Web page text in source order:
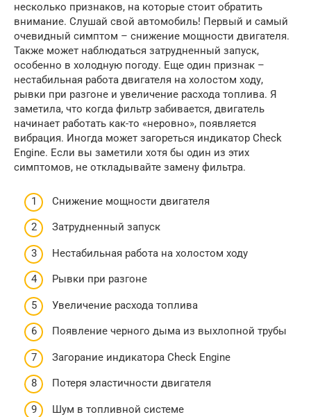
несколько признаков, на которые стоит обратить
внимание. Слушай свой автомобиль! Первый и самый
очевидный симптом – снижение мощности двигателя.
Также может наблюдаться затрудненный запуск,
особенно в холодную погоду. Еще один признак –
нестабильная работа двигателя на холостом ходу,
рывки при разгоне и увеличение расхода топлива. Я
заметила, что когда фильтр забивается, двигатель
начинает работать как-то «неровно», появляется
вибрация. Иногда может загореться индикатор Check
Engine. Если вы заметили хотя бы один из этих
симптомов, не откладывайте замену фильтра.
Снижение мощности двигателя
Затрудненный запуск
Нестабильная работа на холостом ходу
Рывки при разгоне
Увеличение расхода топлива
Появление черного дыма из выхлопной трубы
Загорание индикатора Check Engine
Потеря эластичности двигателя
Шум в топливной системе